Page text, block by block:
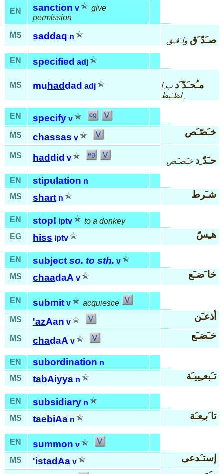
EN sanction v
give
permission
MS saddaq n صـَدّ َق وا َفـِق
EN specified adj
MS muhaddad adj مـُحـَدّ َد ب ِا
ِلظـَبط
EN specify v
MS
chassas v
خـَصّـَص
MS haddid v حـَدّ ِد خـَصـَص
EN stipulation n
MS
shart n شـَرط
EN stop! iptv
to a donkey
EG
hiss iptv هـِسّ
EN subject so. to sth. v
MS
chaadaA v خا َضـَع
EN submit v
acquiesce
MS
'azAan v
أذعـَن
MS chadaA v
خـَضـَع
EN subordination n
MS
tabAiyya n تـَبعـِييـَة
EN subsidiary n
MS
taebiAa n تا َبـِعـَة
EN summon v
MS
'istadAa v إستـَدعى